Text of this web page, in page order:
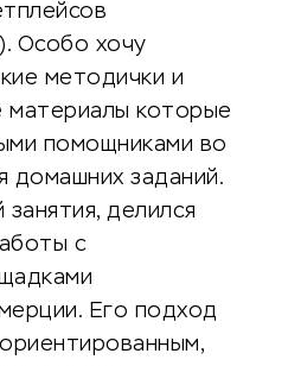
Особо хочу
методички и
материалы которые
помощниками во
домашних заданий.
делился
с
Его подход